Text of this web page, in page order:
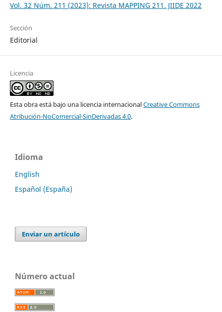
Vol. 32 Núm. 211 (2023): Revista MAPPING 211. JIIDE 2022
Sección
Editorial
Licencia
Esta obra está bajo una licencia internacionalCreative Commons
Atribución-NoComercial-SinDerivadas 4.0.
Idioma
English
Español (España)
Enviar un artículo
Número actual